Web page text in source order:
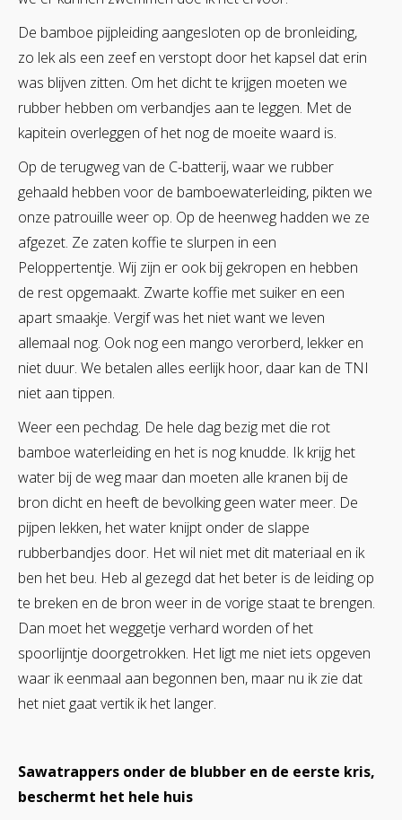
De bamboe pijpleiding aangesloten op de bronleiding,
zo lek als een zeef en verstopt door het kapsel dat erin
was blijven zitten. Om het dicht te krijgen moeten we
rubber hebben om verbandjes aan te leggen. Met de
kapitein overleggen of het nog de moeite waard is.
Op de terugweg van de C-batterij, waar we rubber
gehaald hebben voor de bamboewaterleiding, pikten we
onze patrouille weer op. Op de heenweg hadden we ze
afgezet. Ze zaten koffie te slurpen in een
Peloppertentje. Wij zijn er ook bij gekropen en hebben
de rest opgemaakt. Zwarte koffie met suiker en een
apart smaakje. Vergif was het niet want we leven
allemaal nog. Ook nog een mango verorberd, lekker en
niet duur. We betalen alles eerlijk hoor, daar kan de TNI
niet aan tippen.
Weer een pechdag. De hele dag bezig met die rot
bamboe waterleiding en het is nog knudde. Ik krijg het
water bij de weg maar dan moeten alle kranen bij de
bron dicht en heeft de bevolking geen water meer. De
pijpen lekken, het water knijpt onder de slappe
rubberbandjes door. Het wil niet met dit materiaal en ik
ben het beu. Heb al gezegd dat het beter is de leiding op
te breken en de bron weer in de vorige staat te brengen.
Dan moet het weggetje verhard worden of het
spoorlijntje doorgetrokken. Het ligt me niet iets opgeven
waar ik eenmaal aan begonnen ben, maar nu ik zie dat
het niet gaat vertik ik het langer.
Sawatrappers onder de blubber en de eerste kris,
beschermt het hele huis